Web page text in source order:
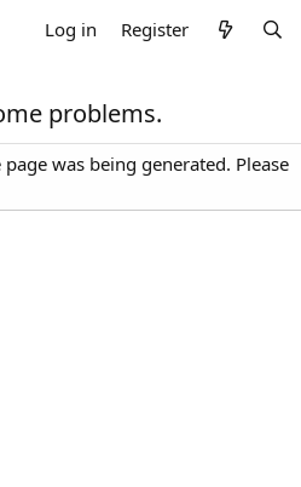
Log in Register
problems.
was being generated. Please